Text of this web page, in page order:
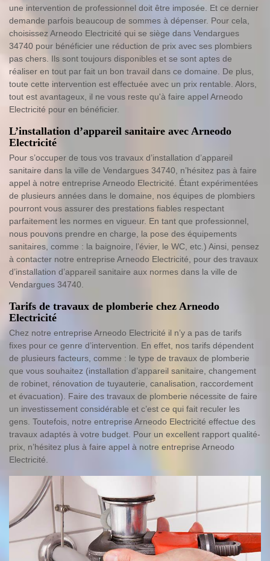
une intervention de professionnel doit être imposée. Et ce dernier
demande parfois beaucoup de sommes à dépenser. Pour cela,
choisissez Arneodo Electricité qui se siège dans Vendargues
34740 pour bénéficier une réduction de prix avec ses plombiers
pas chers. Ils sont toujours disponibles et se sont aptes de
réaliser en tout par fait un bon travail dans ce domaine. De plus,
toute cette intervention est effectuée avec un prix rentable. Alors,
tout est avantageux, il ne vous reste qu'à faire appel Arneodo
Electricité pour en bénéficier.
L’installation d’appareil sanitaire avec Arneodo
Electricité
Pour s’occuper de tous vos travaux d’installation d’appareil
sanitaire dans la ville de Vendargues 34740, n’hésitez pas à faire
appel à notre entreprise Arneodo Electricité. Étant expérimentées
de plusieurs années dans le domaine, nos équipes de plombiers
pourront vous assurer des prestations fiables respectant
parfaitement les normes en vigueur. En tant que professionnel,
nous pouvons prendre en charge, la pose des équipements
sanitaires, comme : la baignoire, l’évier, le WC, etc.) Ainsi, pensez
à contacter notre entreprise Arneodo Electricité, pour des travaux
d’installation d’appareil sanitaire aux normes dans la ville de
Vendargues 34740.
Tarifs de travaux de plomberie chez Arneodo
Electricité
Chez notre entreprise Arneodo Electricité il n’y a pas de tarifs
fixes pour ce genre d’intervention. En effet, nos tarifs dépendent
de plusieurs facteurs, comme : le type de travaux de plomberie
que vous souhaitez (installation d’appareil sanitaire, changement
de robinet, rénovation de tuyauterie, canalisation, raccordement
et évacuation). Faire des travaux de plomberie nécessite de faire
un investissement considérable et c’est ce qui fait reculer les
gens. Toutefois, notre entreprise Arneodo Electricité effectue des
travaux adaptés à votre budget. Pour un excellent rapport qualité-
prix, n’hésitez plus à faire appel à notre entreprise Arneodo
Electricité.